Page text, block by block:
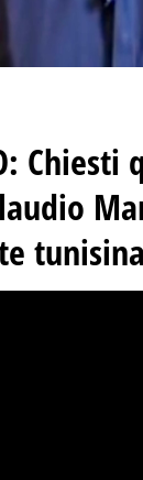
: Chiesti
tunisina